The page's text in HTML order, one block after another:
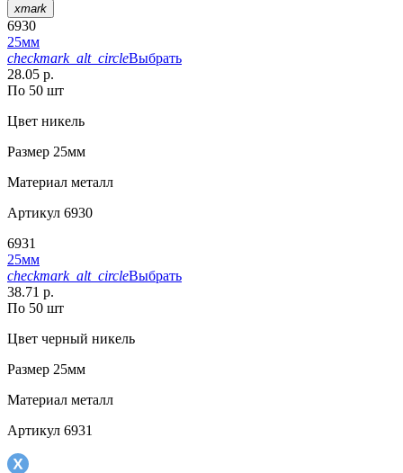
xmark
6930
25мм
checkmark_alt_circleВыбрать
28.05 р.
По 50 шт
Цвет никель
Размер 25мм
Материал металл
Артикул 6930
6931
25мм
checkmark_alt_circleВыбрать
38.71 р.
По 50 шт
Цвет черный никель
Размер 25мм
Материал металл
Артикул 6931